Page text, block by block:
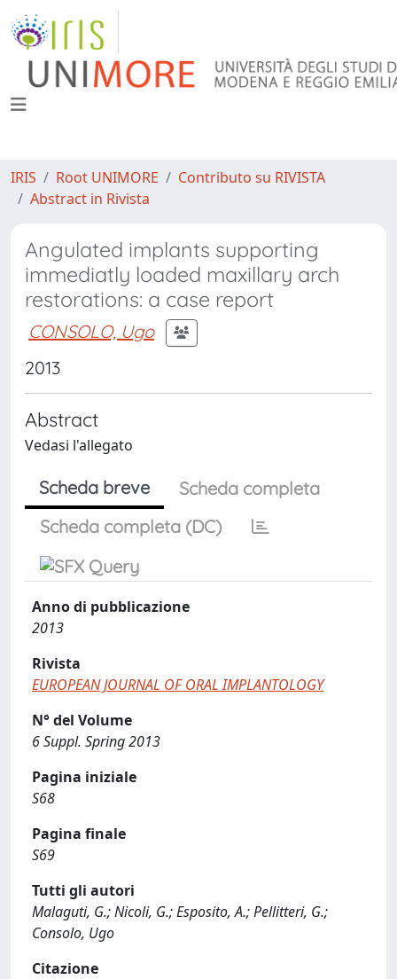
IRIS Root UNIMORE
Contributo su RIVISTA
Abstract in Rivista
Angulated implants supporting
immediatly loaded maxillary arch
restorations: a case report
CONSOLO, Ugo
2013
Abstract
Vedasi l'allegato
Scheda breve
Scheda completa
Scheda completa (DC)
Anno di pubblicazione
2013
Rivista
EUROPEAN JOURNAL OF ORAL IMPLANTOLOGY
N° del Volume
6 Suppl. Spring 2013
Pagina iniziale
S68
Pagina finale
S69
Tutti gli autori
Malaguti, G.; Nicoli, G.; Esposito, A.; Pellitteri, G.;
Consolo, Ugo
Citazione